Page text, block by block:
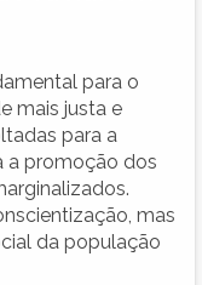
para o
mais justa e
para a
a promoção dos
mas
da população